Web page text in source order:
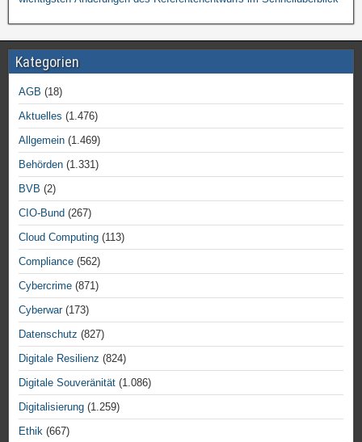
Kategorien
AGB (18)
Aktuelles (1.476)
Allgemein (1.469)
Behörden (1.331)
BVB (2)
CIO-Bund (267)
Cloud Computing (113)
Compliance (562)
Cybercrime (871)
Cyberwar(173)
Datenschutz (827)
Digitale Resilienz (824)
Digitale Souveränität (1.086)
Digitalisierung (1.259)
Ethik (667)